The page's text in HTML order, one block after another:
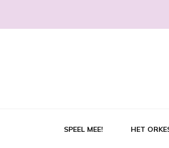
SPEEL MEE! HET